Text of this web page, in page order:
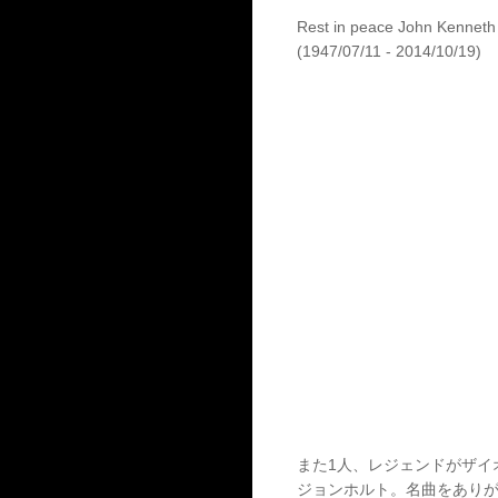
Rest in peace John
(1947/07/11 - 2014/10/19)
また1人、レジェンドがザイ
ジョンホルト。名曲をありが